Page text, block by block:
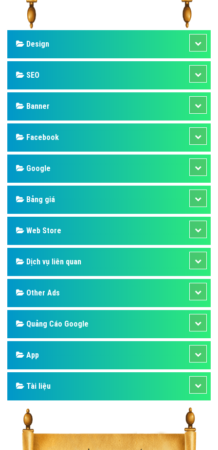
Design
SEO
Banner
Facebook
Google
Bảng giá
Web Store
Dịch vụ liên quan
Other Ads
Quảng Cáo Google
App
Tài liệu